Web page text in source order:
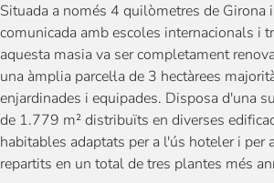
Situada a només 4 quilòmetres de Girona
comunicada amb escoles internacionals i
aquesta masia va ser completament
una àmplia parcel·la de 3 hectàrees
enjardinades i equipades. Disposa d'una
de 1.779 m² distribuïts en diverses
habitables adaptats per a l'ús hoteler i per
repartits en un total de tres plantes més